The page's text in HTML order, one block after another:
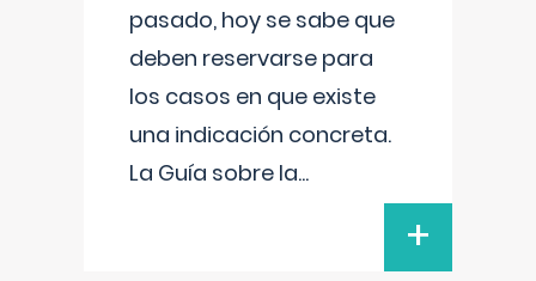
pasado, hoy se sabe que
deben reservarse para
los casos en que existe
una indicación concreta.
La Guía sobre la...
+